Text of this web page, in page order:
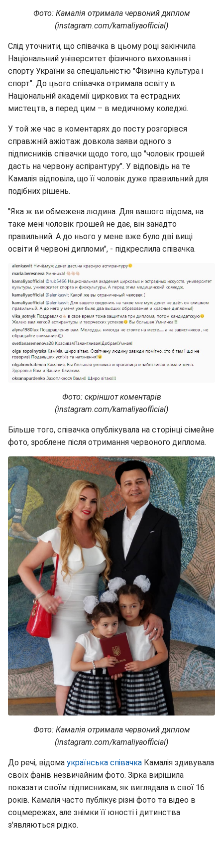
Фото: Камалія отримала червоний диплом
(instagram.com/kamaliyaofficial)
Слід уточнити, що співачка в цьому році закінчила
Національний університет фізичного виховання і
спорту України за спеціальністю "Фізична культура і
спорт". До цього співачка отримала освіту в
Національній академії циркових та естрадних
мистецтв, а перед цим – в медичному коледжі.
У той же час в коментарях до посту розгорівся
справжній ажіотаж довкола заяви одного з
підписників співачки щодо того, що "чоловік грошей
дасть на червону аспірантуру". У відповідь на те
Камалія відповіла, що її чоловік дуже правильний для
подібних рішень.
"Яка ж ви обмежена людина. Для вашого відома, на
таке мені чоловік грошей не дає, він занадто
правильний. А до нього у мене вже було дві вищі
освіти й червоні дипломи", - підкреслила співачка.
Фото: скріншот коментарів
(instagram.com/kamaliyaofficial)
Більше того, співачка опублікувала на сторінці сімейне
фото, зроблене після отримання червоного диплома.
Фото: Камалія отримала червоний диплом
(instagram.com/kamaliyaofficial)
До речі, відома українська співачка Камалія здивувала
своїх фанів незвичайним фото. Зірка вирішила
показати своїм підписникам, як виглядала в свої 16
років. Камалія часто публікує різні фото та відео в
соцмережах, але знімки її юності і дитинства
з'являються рідко.